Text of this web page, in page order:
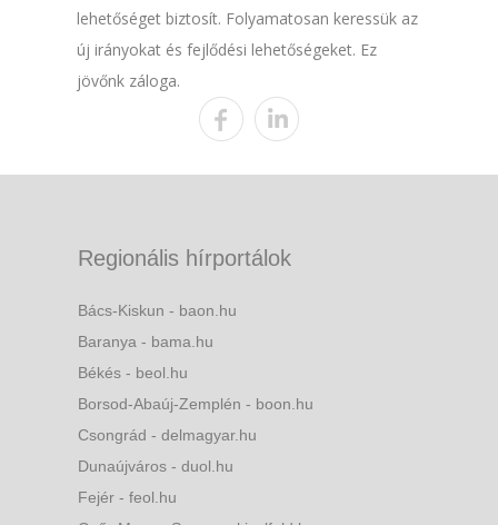
lehetőséget biztosít. Folyamatosan keressük az
új irányokat és fejlődési lehetőségeket. Ez
jövőnk záloga.
Regionális hírportálok
Bács-Kiskun - baon.hu
Baranya - bama.hu
Békés - beol.hu
Borsod-Abaúj-Zemplén - boon.hu
Csongrád - delmagyar.hu
Dunaújváros - duol.hu
Fejér - feol.hu